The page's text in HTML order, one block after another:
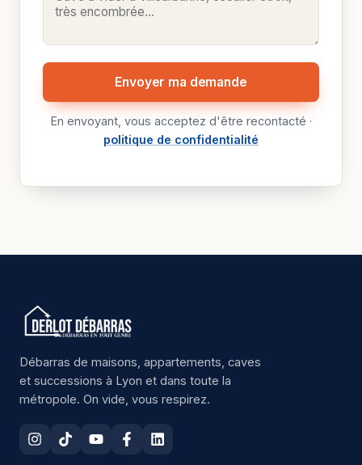
Envoyer ma demande
En envoyant, vous acceptez d'être recontacté ·
politique de confidentialité
Débarras de maisons, appartements, caves
et successions à Lyon et dans toute la
métropole. On vide, vous respirez.